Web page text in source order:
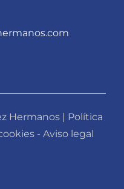
Hermanos | Política
- Aviso legal